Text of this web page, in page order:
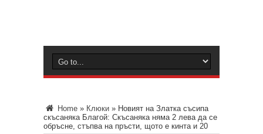
Home » Клюки » Новият на Златка съсипа
скъсаняка Благой: Скъсаняка няма 2 лева да се
обръсне, стъпва на пръсти, щото е кинта и 20